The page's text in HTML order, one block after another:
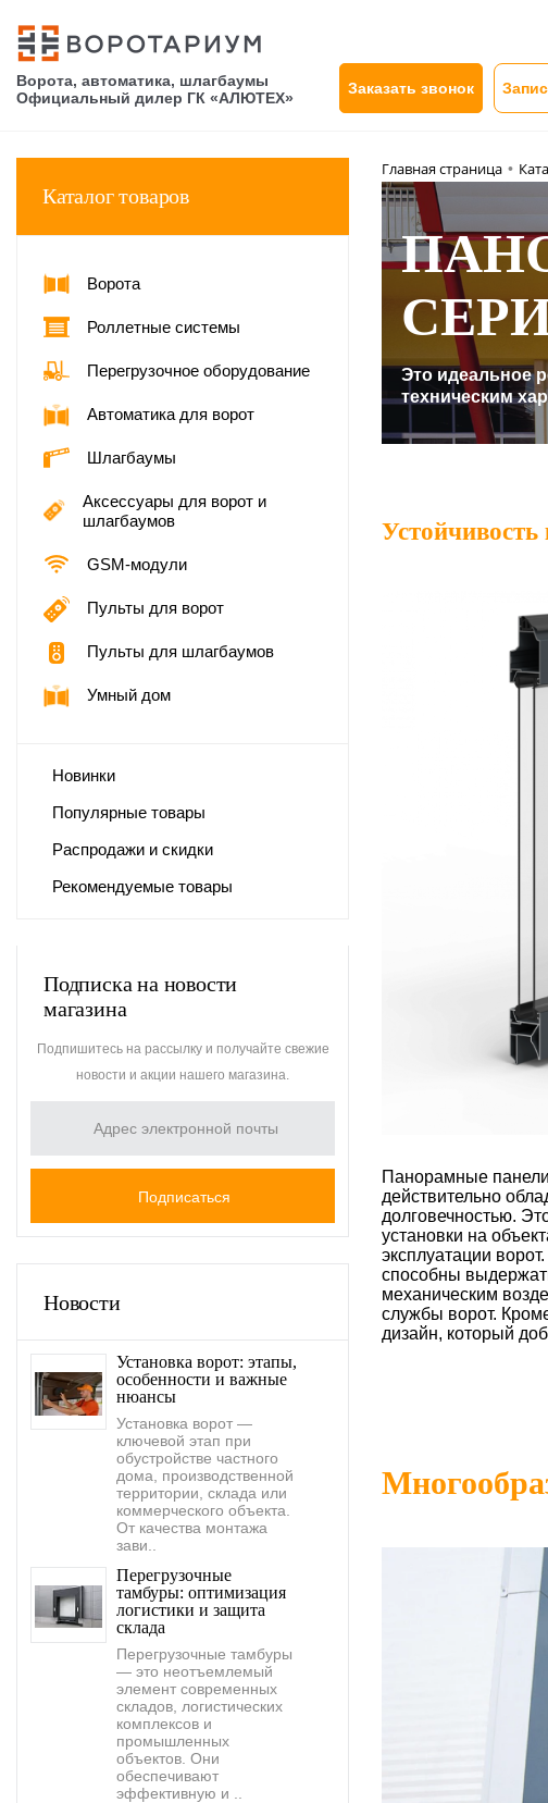
Ворота, автоматика, шлагбаумы
Официальный дилер ГК «АЛЮТЕХ»
Заказать звонок
Каталог товаров
Ворота
Роллетные системы
Перегрузочное оборудование
Автоматика для ворот
Шлагбаумы
Аксессуары для ворот и
шлагбаумов
GSM-модули
Пульты для ворот
Пульты для шлагбаумов
Умный дом
Новинки
Популярные товары
Распродажи и скидки
Рекомендуемые товары
Подписка на новости
магазина
Подпишитесь на рассылку и получайте свежие
новости и акции нашего магазина.
Новости
Установка ворот: этапы,
особенности и важные
нюансы
Установка ворот —
ключевой этап при
обустройстве частного
дома, производственной
территории, склада или
коммерческого объекта.
От качества монтажа
зави..
Перегрузочные
тамбуры: оптимизация
логистики и защита
склада
Перегрузочные тамбуры
— это неотъемлемый
элемент современных
складов, логистических
комплексов и
промышленных
объектов. Они
обеспечивают
эффективную и ..
Главная страница •
Это идеальное
техническим
Панорамные
действительно
долговечностью.
установки на
эксплуатации
способны
механическим
службы ворот.
дизайн, который